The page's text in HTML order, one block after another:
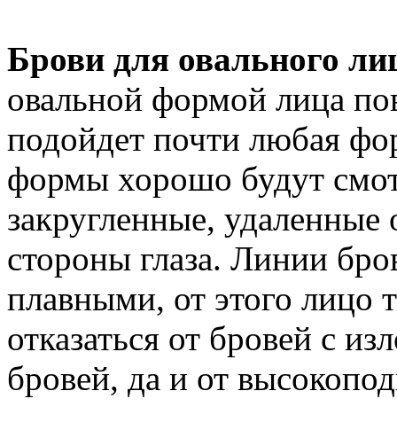
Брови для овального
овальной формой лица
подойдет почти любая
формы хорошо будут
закругленные,
стороны глаза. Линии
плавными, от этого лицо
отказаться от бровей с
бровей, да и от